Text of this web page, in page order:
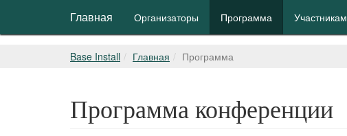
Главная Организаторы Программа Участникам
Base Install Главная Программа
Программа конференции